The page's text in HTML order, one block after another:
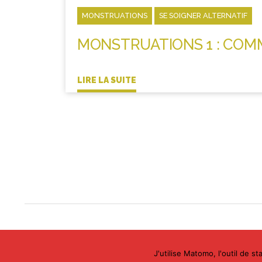
MONSTRUATIONS SE SOIGNER ALTERNATIF
MONSTRUATIONS 1 :
LIRE LA SUITE
Propulsé par
J'utilise Matomo, l'outil de